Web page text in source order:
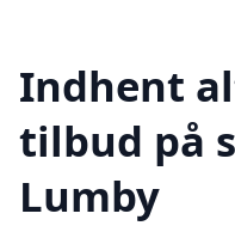
Indhent
tilbud på
Lumby